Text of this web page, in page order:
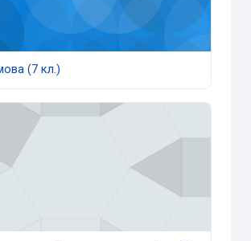
(7 кл.)
та фінансова грамотність 7 клас